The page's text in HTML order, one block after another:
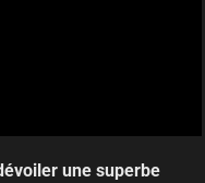
une superbe